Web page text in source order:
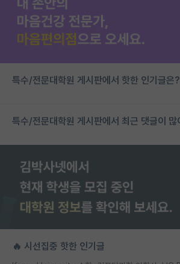
특수/전문대학원 게시판에서 핫한 인기글은?
특수/전문대학원 게시판에서 최근 댓글이 많
🔥 시선집중 핫한 인기글